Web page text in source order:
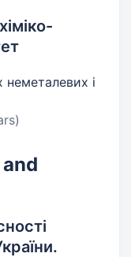
неметалевих і